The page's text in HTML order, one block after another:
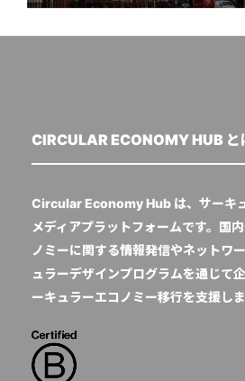
CIRCULAR ECONOMY HUB と
Circular Economy Hub は、サーキ
メディアプラットフォームです。国
ノミーに関する情報発信やネットワ
ュラーデザインプログラムを通じて
ーキュラーエコノミー移行を支援しま